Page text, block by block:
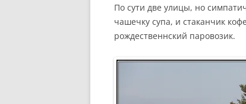
По сути две улицы, но
чашечку супа, и стаканчик
рождественнский паровозик.